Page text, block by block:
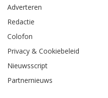
Adverteren
Redactie
Colofon
Privacy & Cookiebeleid
Nieuwsscript
Partnernieuws